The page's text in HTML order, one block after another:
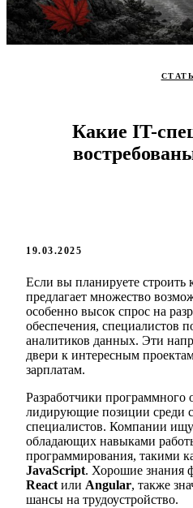
Какие IT-
19.03.2025
Если вы планируете строить
предлагает множество
особенно высок спрос на
обеспечения, специалистов
аналитиков данных. Эти
двери к интересным
зарплатам.
Разработчики программного
лидирующие позиции среди
специалистов. Компании
обладающих навыками
программирования, такими
JavaScript. Хорошие знания
React или Angular, также
шансы на трудоустройство.